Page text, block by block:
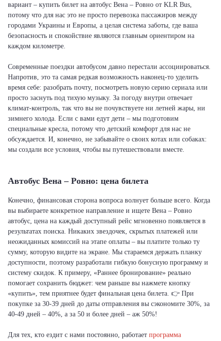
вариант – купить билет на автобус Вена – Ровно от KLR Bus,
потому что для нас это не просто перевозка пассажиров между
городами Украины и Европы, а целая система заботы, где ваша
безопасность и спокойствие являются главным ориентиром на
каждом километре.
Современные поездки автобусом давно перестали ассоциироваться.
Напротив, это та самая редкая возможность наконец-то уделить
время себе: разобрать почту, посмотреть новую серию сериала или
просто заснуть под тихую музыку. За погоду внутри отвечает
климат-контроль, так что вы не почувствуете ни летней жары, ни
зимнего холода. Если с вами едут дети – мы подготовим
специальные кресла, потому что детский комфорт для нас не
обсуждается. И, конечно, не забывайте о своих котах или собаках:
мы создали все условия, чтобы вы путешествовали вместе.
Автобус Вена – Ровно: цена билета
Конечно, финансовая сторона вопроса волнует больше всего. Когда
вы выбираете конкретное направление и ищете Вена – Ровно
автобус, цена на каждый доступный рейс мгновенно появляется в
результатах поиска. Никаких звездочек, скрытых платежей или
неожиданных комиссий на этапе оплаты – вы платите только ту
сумму, которую видите на экране. Мы стараемся держать планку
доступности, поэтому разработали гибкую бонусную программу и
систему скидок. К примеру, «Раннее бронирование» реально
помогает сохранить бюджет: чем раньше вы нажмете кнопку
«купить», тем приятнее будет финальная цена билета. 👉 При
покупке за 30-39 дней до даты отправления вы сэкономите 30%, за
40-49 дней – 40%, а за 50 и более дней – аж 50%!
Для тех, кто ездит с нами постоянно, работает программа